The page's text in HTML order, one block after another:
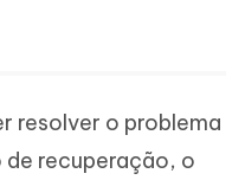
resolver o problema
de recuperação, o